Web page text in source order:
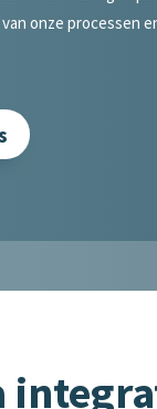
onze processen